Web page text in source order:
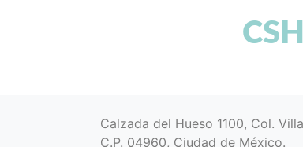
CSH
Calzada del Hueso 1100, Col.
C.P. 04960, Ciudad de México.